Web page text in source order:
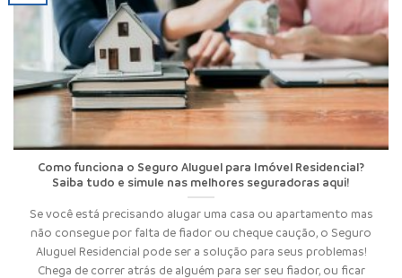
Como funciona o Seguro Aluguel para Imóvel Residencial?
Saiba tudo e simule nas melhores seguradoras aqui!
Se você está precisando alugar uma casa ou apartamento mas
não consegue por falta de fiador ou cheque caução, o Seguro
Aluguel Residencial pode ser a solução para seus problemas!
Chega de correr atrás de alguém para ser seu fiador, ou ficar